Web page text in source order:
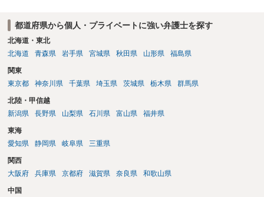
都道府県から個人・プライベートに強い弁護士を探す
北海道・東北
北海道
青森県 岩手県 宮城県 秋田県 山形県 福島県
関東
東京都
神奈川県 千葉県 埼玉県 茨城県 栃木県 群馬県
北陸・甲信越
新潟県
長野県 山梨県 石川県 富山県 福井県
東海
愛知県
静岡県 岐阜県 三重県
関西
大阪府
兵庫県 京都府 滋賀県 奈良県 和歌山県
中国